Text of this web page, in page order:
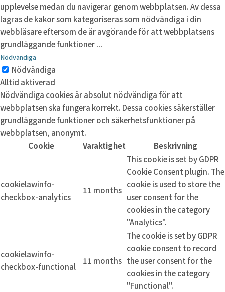
upplevelse medan du navigerar genom webbplatsen. Av dessa
lagras de kakor som kategoriseras som nödvändiga i din
webbläsare eftersom de är avgörande för att webbplatsens
grundläggande funktioner...
Nödvändiga
Nödvändiga
Alltid aktiverad
Nödvändiga cookies är absolut nödvändiga för att
webbplatsen ska fungera korrekt. Dessa cookies säkerställer
grundläggande funktioner och säkerhetsfunktioner på
webbplatsen, anonymt.
Cookie
Varaktighet Beskrivning
cookielawinfo-
checkbox-analytics
11 months
This cookie is set by GDPR
Cookie Consent plugin. The
cookie is used to store the
user consent for the
cookies in the category
"Analytics".
cookielawinfo-
checkbox-functional
11 months
The cookie is set by GDPR
cookie consent to record
the user consent for the
cookies in the category
"Functional".